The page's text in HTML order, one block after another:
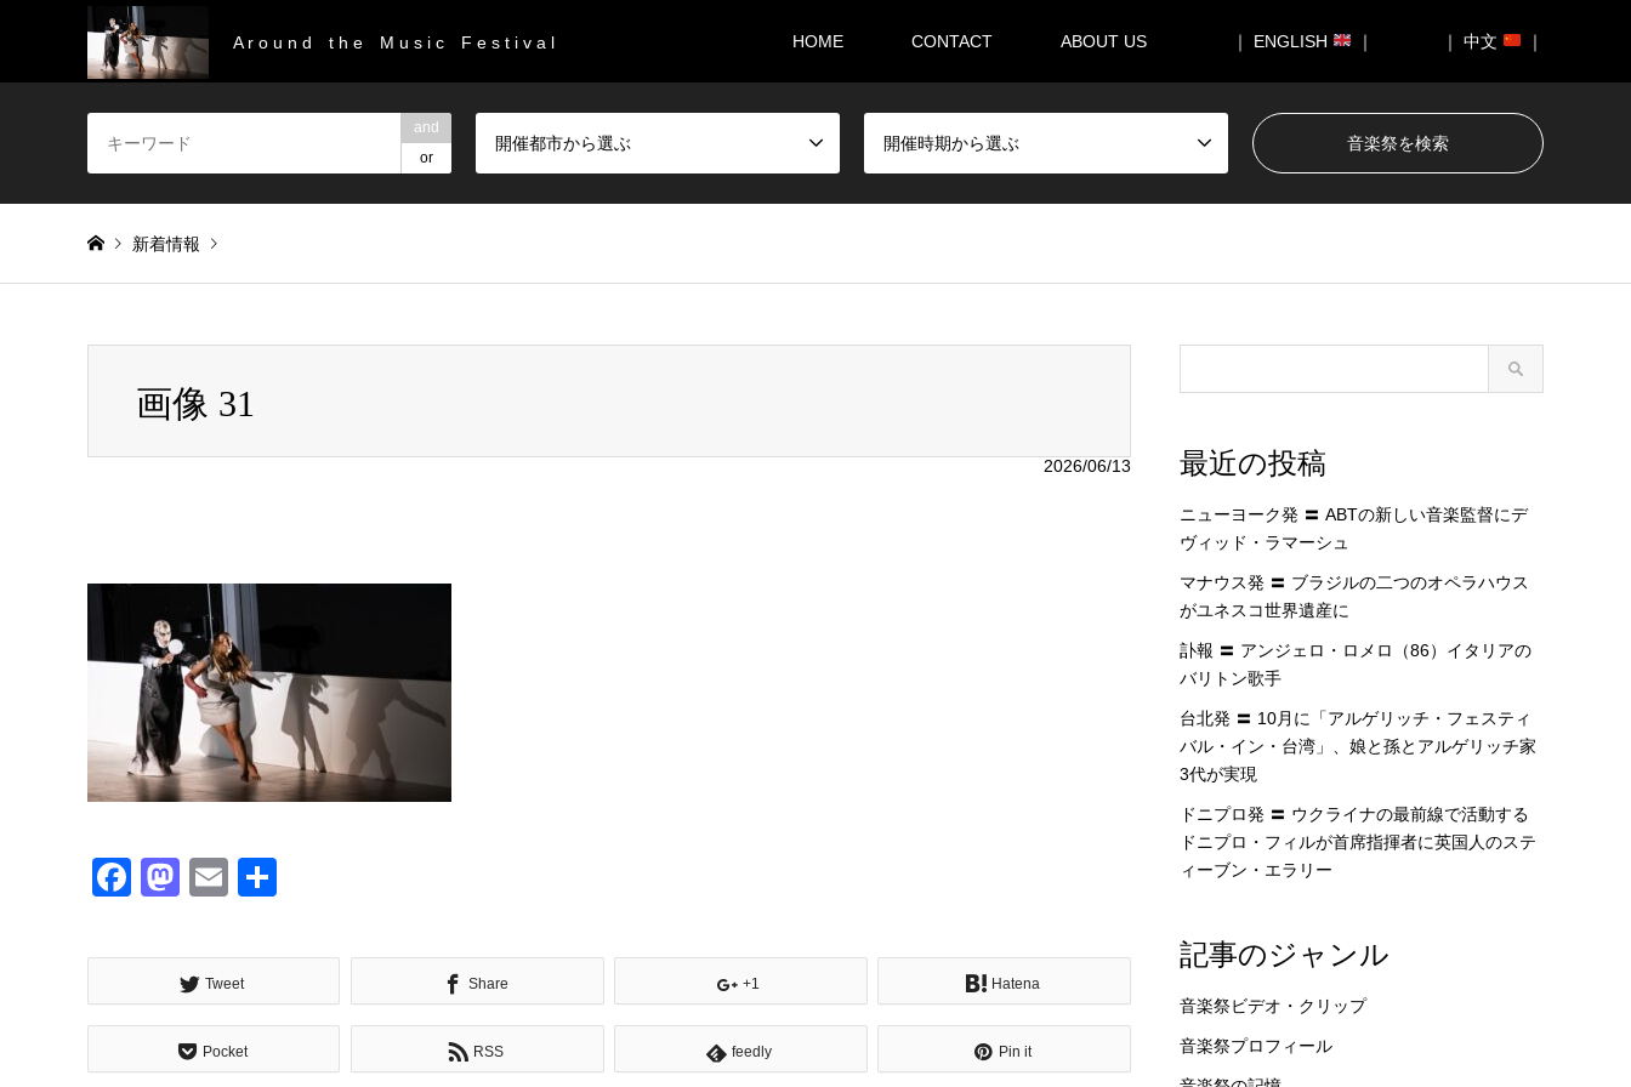
A r o u n d t h e M u s i c F e s t i v a l HOME CONTACT ABOUT US ｜ ENGLISH ｜ ｜ 中文 ｜
and
or
開催都市から選ぶ 開催時期から選ぶ
新着情報
画像 31画像 31
2026/06/13
Facebook
Mastodon
Email
Tweet Share +1 Hatena
Pocket RSS feedly Pin it
最近の投稿
ニューヨーク発 〓 ABTの新しい音楽監督にデ
ヴィッド・ラマーシュ
マナウス発 〓 ブラジルの二つのオペラハウス
がユネスコ世界遺産に
訃報 〓 アンジェロ・ロメロ（86）イタリアの
バリトン歌手
台北発 〓 10月に「アルゲリッチ・フェスティ
バル・イン・台湾」、娘と孫とアルゲリッチ家
3代が実現
ドニプロ発 〓 ウクライナの最前線で活動する
ドニプロ・フィルが首席指揮者に英国人のステ
ィーブン・エラリー
記事のジャンル
音楽祭ビデオ・クリップ
音楽祭プロフィール